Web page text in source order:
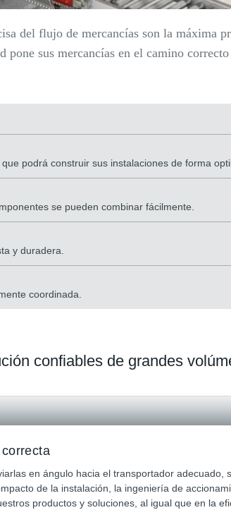
del flujo de mercancías son la máxima
sus mercancías en el camino
podrá construir sus instalaciones de forma
se pueden combinar fácilmente.
y duradera.
coordinada.
confiables de grandes
en ángulo hacia el transportador adecuado,
de la instalación, la ingeniería de
productos y soluciones, al igual que en la